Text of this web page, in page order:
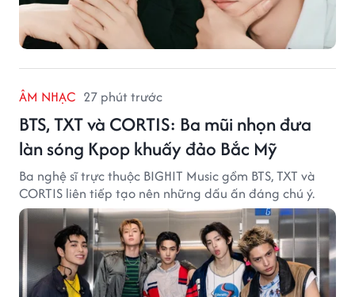
ÂM NHẠC 27 phút trước
BTS, TXT và CORTIS: Ba mũi nhọn đưa
làn sóng Kpop khuấy đảo Bắc Mỹ
Ba nghệ sĩ trực thuộc BIGHIT Music gồm BTS, TXT và
CORTIS liên tiếp tạo nên những dấu ấn đáng chú ý.